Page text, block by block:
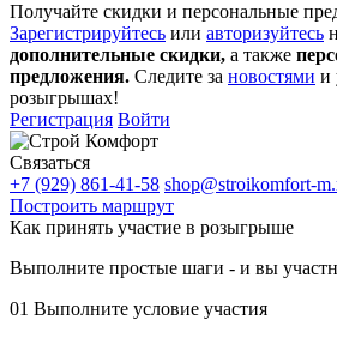
Получайте скидки и персональные
Зарегистрируйтесь или авторизуйтесь
дополнительные скидки, а также
предложения. Следите за новостями и
розыгрышах!
Регистрация Войти
Связаться
+7 (929) 861-41-58 shop@stroikomfort-
Построить маршрут
Как принять участие в розыгрыше
Выполните простые шаги - и вы
01 Выполните условие участия